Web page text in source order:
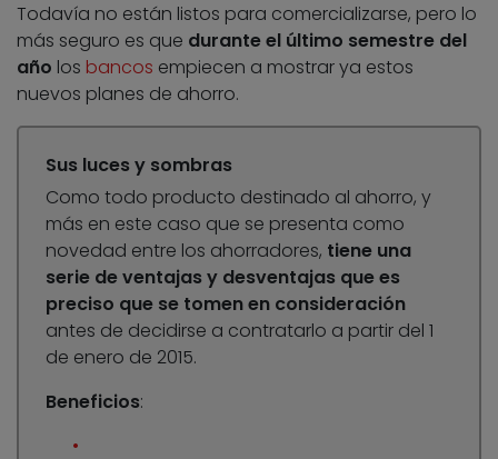
Todavía no están listos para comercializarse, pero lo
más seguro es que durante el último semestre del
año los bancos empiecen a mostrar ya estos
nuevos planes de ahorro.
Sus luces y sombras
Como todo producto destinado al ahorro, y
más en este caso que se presenta como
novedad entre los ahorradores, tiene una
serie de ventajas y desventajas que es
preciso que se tomen en consideración
antes de decidirse a contratarlo a partir del 1
de enero de 2015.
Beneficios: